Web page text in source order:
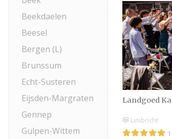
Beekdaelen
Beesel
Bergen (L)
Brunssum
Echt-Susteren
Eijsden-Margraten
Gennep
Gulpen-Wittem
Landgoed
Limbricht